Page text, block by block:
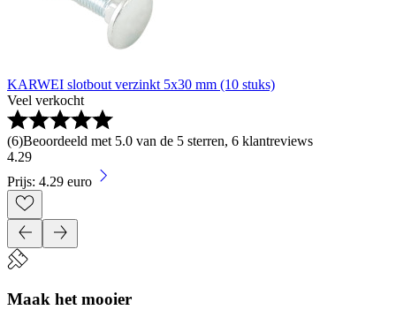
KARWEI slotbout verzinkt 5x30 mm (10 stuks)
Veel verkocht
(6)Beoordeeld met 5.0 van de 5 sterren, 6 klantreviews
4.29
Prijs: 4.29 euro
Maak het mooier